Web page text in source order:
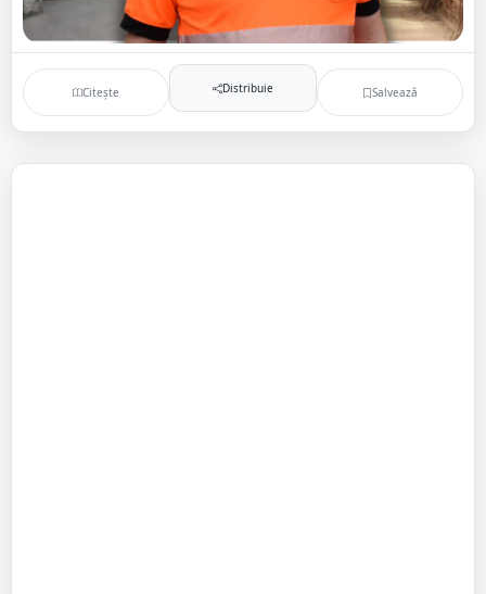
Citește Distribuie Salvează